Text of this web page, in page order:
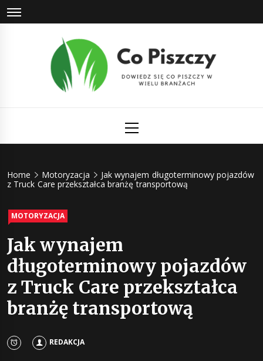
Skip
to
Menu
Home Motoryzacja
Jak wynajem długoterminowy pojazdów
z Truck Care przekształca branżę transportową
MOTORYZACJA
Jak wynajem
długoterminowy pojazdów
z Truck Care przekształca
branżę transportową
REDAKCJA